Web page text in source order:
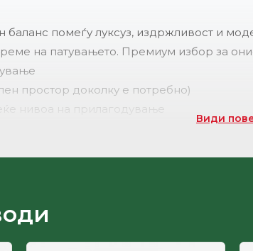
помеѓу луксуз, издржливост и
на патувањето. Премиум избор за
простор доколку е потребно)
нивоа на прилагодување
Види